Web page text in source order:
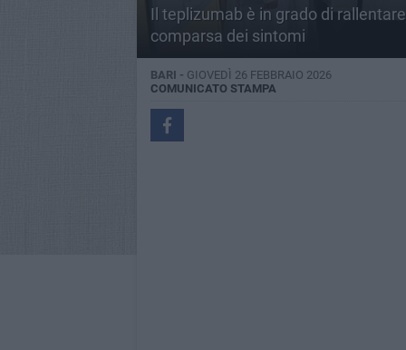
Il teplizumab è in grado di
comparsa dei sintomi
BARI - GIOVEDÌ 26 FEBBRAIO 2026
COMUNICATO STAMPA